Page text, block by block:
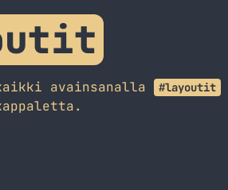
avainsanalla #layoutit